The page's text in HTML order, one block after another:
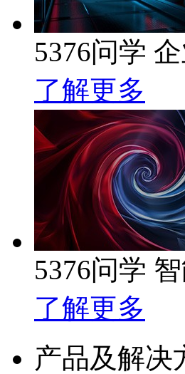
5376问学
了解更多
5376问学
了解更多
产品及解决